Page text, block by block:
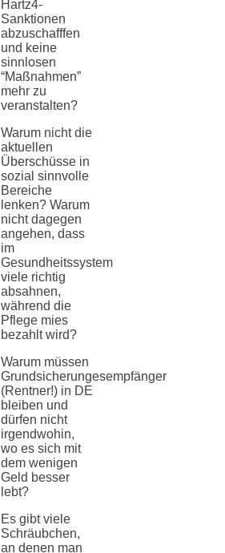
Hartz4-
Sanktionen
abzuschafffen
und keine
sinnlosen
“Maßnahmen”
mehr zu
veranstalten?
Warum nicht die
aktuellen
Überschüsse in
sozial sinnvolle
Bereiche
lenken? Warum
nicht dagegen
angehen, dass
im
Gesundheitssystem
viele richtig
absahnen,
während die
Pflege mies
bezahlt wird?
Warum müssen
Grundsicherungesempfänger
(Rentner!) in DE
bleiben und
dürfen nicht
irgendwohin,
wo es sich mit
dem wenigen
Geld besser
lebt?
Es gibt viele
Schräubchen,
an denen man